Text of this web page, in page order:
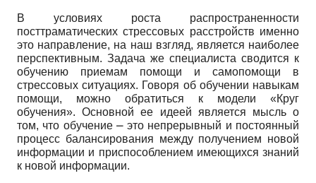
В условиях роста распространенности
посттраматических стрессовых расстройств именно
это направление, на наш взгляд, является наиболее
перспективным. Задача же специалиста сводится к
обучению приемам помощи и самопомощи в
стрессовых ситуациях. Говоря об обучении навыкам
помощи, можно обратиться к модели «Круг
обучения». Основной ее идеей является мысль о
том, что обучение ⎼ это непрерывный и постоянный
процесс балансирования между получением новой
информации и приспособлением имеющихся знаний
к новой информации.